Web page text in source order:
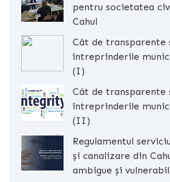
pentru societatea
Cahul
Cât de transparente
întreprinderile
(I)
Cât de transparente
întreprinderile
(II)
Regulamentul
și canalizare din
ambigue și